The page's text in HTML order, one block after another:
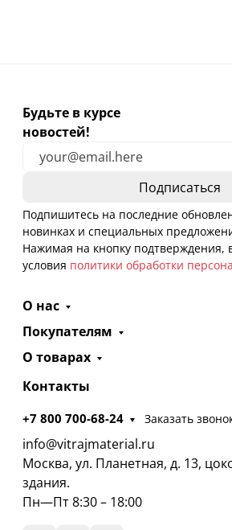
Будьте в курсе
новостей!
Подпишитесь на последние
новинках и специальных
Нажимая на кнопку подтверждения,
условия политики обработки
О нас
Покупателям
О товарах
Контакты
+7 800 700-68-24 Заказать
info@vitrajmaterial.ru
Москва, ул. Планетная, д. 13,
здания.
Пн—Пт 8:30 – 18:00